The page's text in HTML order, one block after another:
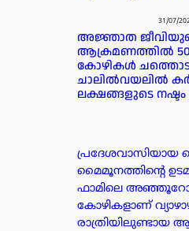
31/07/
അജ്ഞാത
ആക്രമണത്തിൽ
കോഴികൾ
ചാലിൽവയലിൽ
ലക്ഷങ്ങളുടെ നഷ്ടം
പ്രദേശവാസിയായ
മൈമൂനത്തിന്റെ
ഫാമിലെ
കോഴികളാണ്
രാത്രിയിലുണ്ടായ